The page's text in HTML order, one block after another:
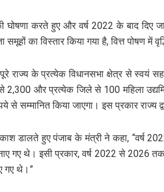
करते हुए और वर्ष 2022 के बाद दिए
समूहों का विस्तार किया गया है, वित्त पोषण
राज्य के प्रत्येक विधानसभा क्षेत्र से स्वयं
और प्रत्येक जिले से 100 महिला
किया जाएगा। इस प्रकार राज्य
डालते हुए पंजाब के मंत्री ने कहा,
गए थे। इसी प्रकार, वर्ष 2022 से 2026
गए थे।”